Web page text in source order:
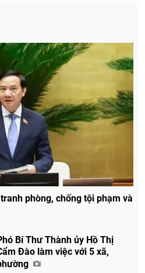
phòng, chống tội phạm và
Bí Thư Thành ủy Hồ Thị
Đào làm việc với 5 xã,